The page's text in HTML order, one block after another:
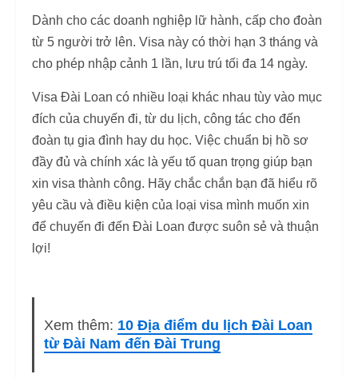
Dành cho các doanh nghiệp lữ hành, cấp cho đoàn
từ 5 người trở lên. Visa này có thời hạn 3 tháng và
cho phép nhập cảnh 1 lần, lưu trú tối đa 14 ngày.
Visa Đài Loan có nhiều loại khác nhau tùy vào mục
đích của chuyến đi, từ du lịch, công tác cho đến
đoàn tụ gia đình hay du học. Việc chuẩn bị hồ sơ
đầy đủ và chính xác là yếu tố quan trọng giúp bạn
xin visa thành công. Hãy chắc chắn bạn đã hiểu rõ
yêu cầu và điều kiện của loại visa mình muốn xin
để chuyến đi đến Đài Loan được suôn sẻ và thuận
lợi!
Xem thêm: 10 Địa điểm du lịch Đài Loan
từ Đài Nam đến Đài Trung